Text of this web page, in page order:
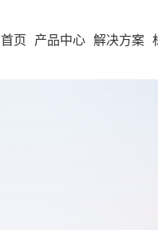
首页 产品中心 解决方案